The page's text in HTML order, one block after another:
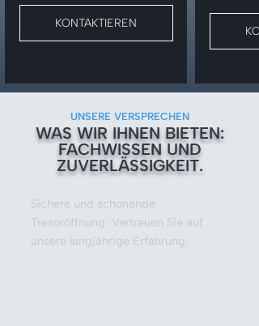
KONTAKTIEREN
UNSERE VERSPRECHEN
WAS WIR IHNEN BIETEN:
FACHWISSEN UND
ZUVERLÄSSIGKEIT.
Sichere und schonende
Tresoröffnung: Vertrauen Sie auf
unsere langjährige Erfahrung.